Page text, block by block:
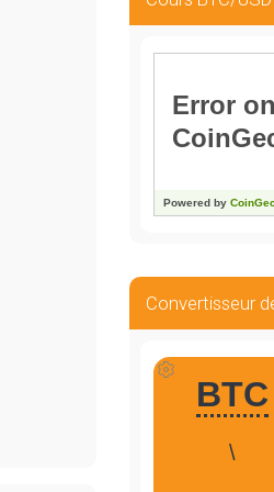
Convertisseur